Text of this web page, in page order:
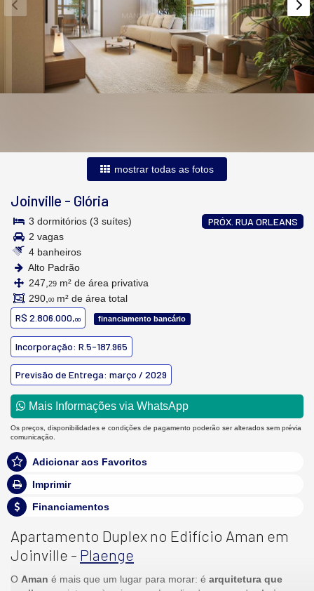
mostrar todas as fotos
Joinville - Glória
PRÓX. RUA ORLEANS
3 dormitórios (3 suítes)
2 vagas
4 banheiros
Alto Padrão
247, 29 m² de área privativa
290, 00 m² de área total
R$ 2.806.000,00 financiamento bancário
Incorporação: R.5-187.965
Previsão de Entrega: março / 2029
Mais Informações via WhatsApp
Os preços, disponibilidades e condições de pagamento poderão ser alterados sem prévia
comunicação.
Adicionar aos Favoritos
Imprimir
Financiamentos
Apartamento Duplex no Edifício Aman em
Joinville - Plaenge
O Aman é mais que um lugar para morar: é arquitetura que